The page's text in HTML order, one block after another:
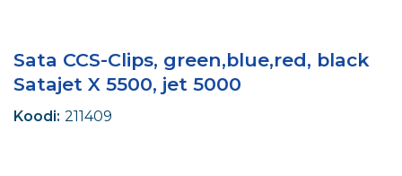
Sata CCS-Clips, green,blue,red, black
Satajet X 5500, jet 5000
Koodi: 211409